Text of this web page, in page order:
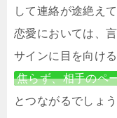
して連絡が途絶え
恋愛においては、
サインに目を向け
焦らず、相手のペ
とつながるでしょう